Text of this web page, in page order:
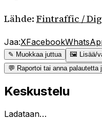
Lähde: Fintraffic /
Jaa:XFacebook
✎ Muokkaa juttua
🖼 Lisää/
💬 Raportoi tai anna palautetta
Keskustelu
Ladataan…